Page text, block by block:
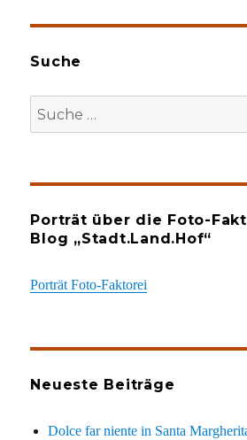
Suche
Suche
nach:
Porträt über die Foto-
Blog „Stadt.Land.Hof“
Porträt Foto-Faktorei
Neueste Beiträge
Dolce far niente in Santa